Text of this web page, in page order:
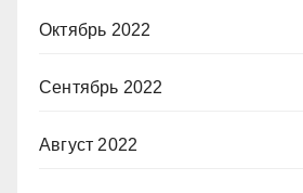
Октябрь 2022
Сентябрь 2022
Август 2022